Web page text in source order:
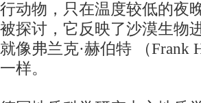
行动物，只在温度较低的夜
被探讨，它反映了沙漠生
就像弗兰克·赫伯特 （Frank
一样。